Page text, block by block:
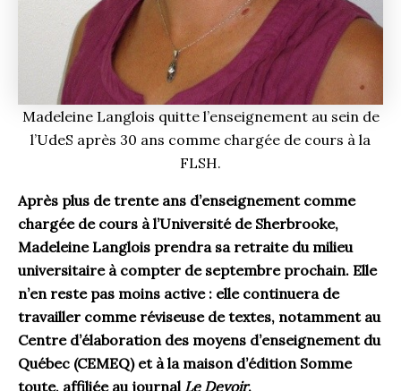
Madeleine Langlois quitte l’enseignement au sein de
l’UdeS après 30 ans comme chargée de cours à la
FLSH.
Après plus de trente ans d’enseignement comme
chargée de cours à l’Université de Sherbrooke,
Madeleine Langlois prendra sa retraite du milieu
universitaire à compter de septembre prochain. Elle
n’en reste pas moins active : elle continuera de
travailler comme réviseuse de textes, notamment au
Centre d’élaboration des moyens d’enseignement du
Québec (CEMEQ) et à la maison d’édition Somme
toute, affiliée au journal Le Devoir.